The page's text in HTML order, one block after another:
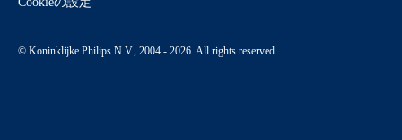
© Koninklijke Philips N.V., 2004 - 2026. All rights reserved.